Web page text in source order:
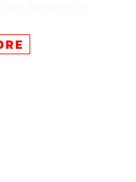
าหม่อม พร้อมแวะเยี่ยม
ะกิจการโรงงานน้ำยาง